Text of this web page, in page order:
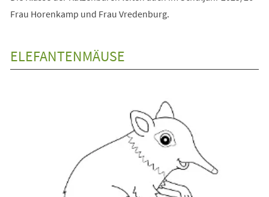
Frau Horenkamp und Frau Vredenburg.
ELEFANTENMÄUSE